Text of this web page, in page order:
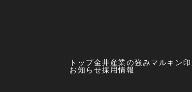
トップ金井産業の強みマルキン印
お知らせ採用情報